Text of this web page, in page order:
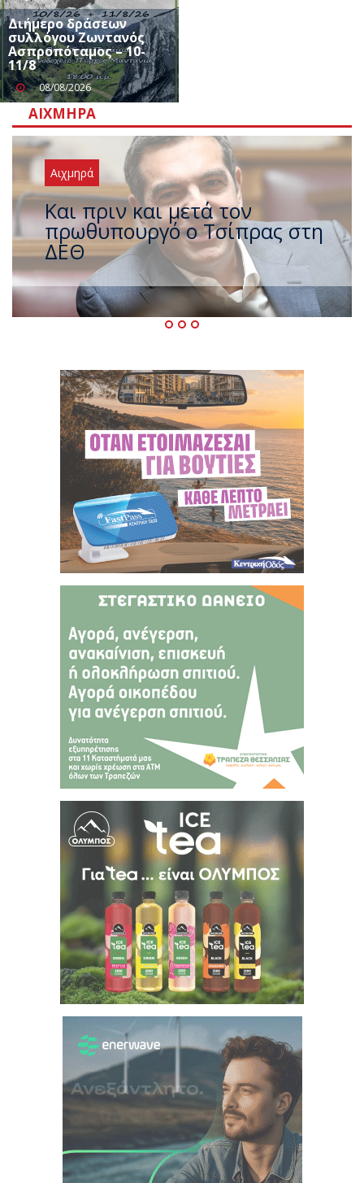
Διήμερο δράσεων
συλλόγου Ζωντανός
Ασπροπόταμος – 10-
11/8
08/08/2026
ΑΙΧΜΗΡΆ
Αιχμηρά
Έρχεται νέο ισχυρό κύμα
ζέστης με 40 βαθμούς Κελσίου
– Ο καιρός έως τον
Δεκαπενταύγουστο